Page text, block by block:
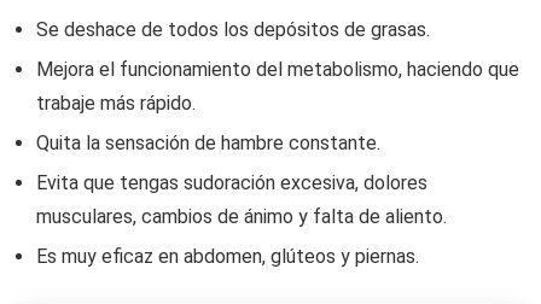
Se deshace de todos los depósitos de grasas.
Mejora el funcionamiento del metabolismo, haciendo que
trabaje más rápido.
Quita la sensación de hambre constante.
Evita que tengas sudoración excesiva, dolores
musculares, cambios de ánimo y falta de aliento.
Es muy eficaz en abdomen, glúteos y piernas.